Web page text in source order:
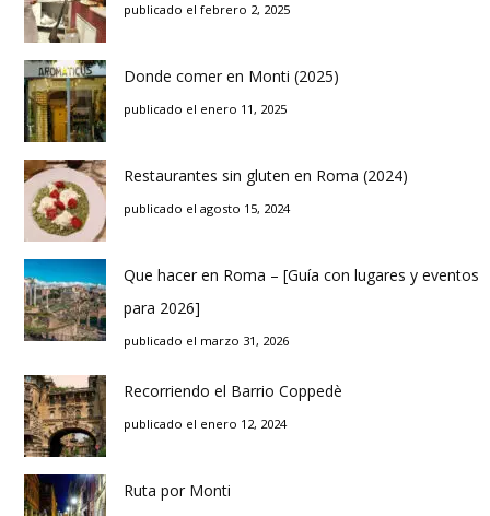
publicado el febrero 2, 2025
Donde comer en Monti (2025)
publicado el enero 11, 2025
Restaurantes sin gluten en Roma (2024)
publicado el agosto 15, 2024
Que hacer en Roma – [Guía con lugares y eventos
para 2026]
publicado el marzo 31, 2026
Recorriendo el Barrio Coppedè
publicado el enero 12, 2024
Ruta por Monti